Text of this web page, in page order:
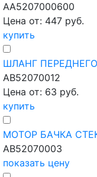
AA5207000600
Цена от: 447 руб.
купить
ШЛАНГ
AB52070012
Цена от: 63 руб.
купить
МОТОР БАЧКА
AB52070003
показать цену